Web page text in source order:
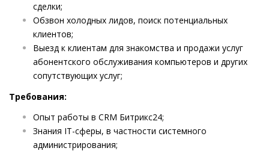
сделки;
Обзвон холодных лидов, поиск потенциальных
клиентов;
Выезд к клиентам для знакомства и продажи услуг
абонентского обслуживания компьютеров и других
сопутствующих услуг;
Требования:
Опыт работы в CRM Битрикс24;
Знания IT-сферы, в частности системного
администрирования;